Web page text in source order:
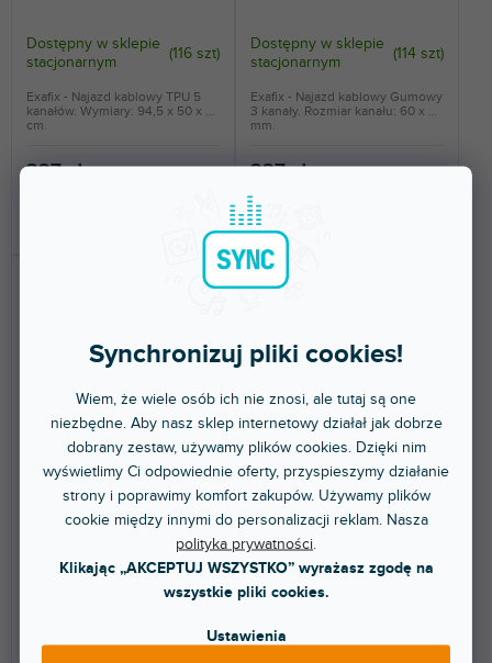
Synchronizuj pliki cookies!
Wiem, że wiele osób ich nie znosi, ale tutaj są one
niezbędne. Aby nasz sklep internetowy działał jak dobrze
dobrany zestaw, używamy plików cookies. Dzięki nim
wyświetlimy Ci odpowiednie oferty, przyspieszymy działanie
strony i poprawimy komfort zakupów. Używamy plików
cookie między innymi do personalizacji reklam. Nasza
polityka prywatności.
Klikając „AKCEPTUJ WSZYSTKO” wyrażasz zgodę na
wszystkie pliki cookies.
Ustawienia
Dostępny w sklepie
stacjonarnym
(116 szt)
327 zł
Exafix - Najazd kablowy TPU 5
kanałów. Wymiary: 94,5 x 50 x 5
cm.
Dostępny w sklepie
stacjonarnym
(114 szt)
227 zł
Exafix - Najazd kablowy Gumowy
3 kanały. Rozmiar kanału: 60 x 40
mm.
OFFICE
stacjonarnym
(10 szt)
OFFICE GREY
Dostępny w sklepie
stacjonarnym
(7 szt
szczególnie odpowiedni do